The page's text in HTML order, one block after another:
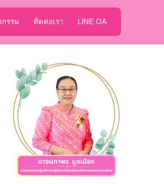
กรรม ติดต่อเรา LINE OA